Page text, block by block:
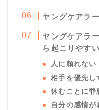
ヤングケアラ
ヤングケアラ
ら起こりやす
人に頼れない
相手を優先し
休むことに罪
自分の感情が